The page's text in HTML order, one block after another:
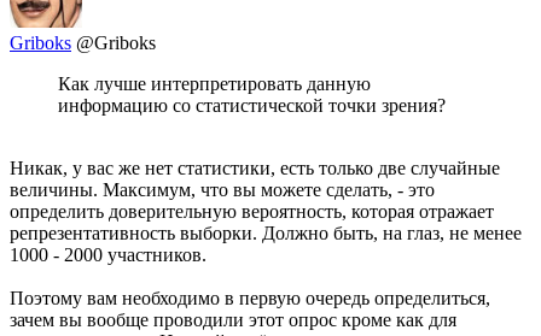
Griboks @Griboks
Как лучше интерпретировать данную
информацию со статистической точки зрения?
Никак, у вас же нет статистики, есть только две случайные
величины. Максимум, что вы можете сделать, - это
определить доверительную вероятность, которая отражает
репрезентативность выборки. Должно быть, на глаз, не менее
1000 - 2000 участников.
Поэтому вам необходимо в первую очередь определиться,
зачем вы вообще проводили этот опрос кроме как для